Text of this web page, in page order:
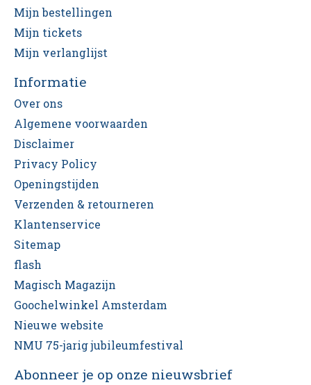
Mijn bestellingen
Mijn tickets
Mijn verlanglijst
Informatie
Over ons
Algemene voorwaarden
Disclaimer
Privacy Policy
Openingstijden
Verzenden & retourneren
Klantenservice
Sitemap
flash
Magisch Magazijn
Goochelwinkel Amsterdam
Nieuwe website
NMU 75-jarig jubileumfestival
Abonneer je op onze nieuwsbrief